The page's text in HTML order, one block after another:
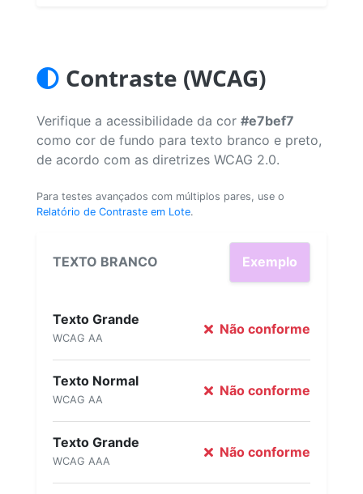
Contraste (WCAG)
Verifique a acessibilidade da cor #e7bef7
como cor de fundo para texto branco e preto,
de acordo com as diretrizes WCAG 2.0.
Para testes avançados com múltiplos pares, use o
Relatório de Contraste em Lote.
TEXTO BRANCO Exemplo
Texto Grande
WCAG AA
Não conforme
Texto Normal
WCAG AA
Não conforme
Texto Grande
WCAG AAA
Não conforme